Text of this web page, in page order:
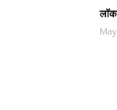
लॉक